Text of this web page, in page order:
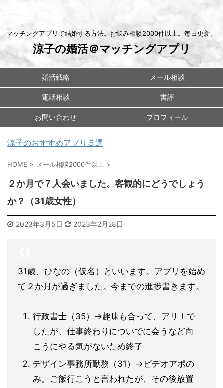
マッチングアプリで結婚する方法。お悩み相談2000件以上。毎日更新。
涼子の婚活＠マッチングアプリ
婚活戦略 メール相談
電話相談 書評
お問い合わせ プロフィール
涼子のおすすめアプリ５選
HOME > メール相談2000件以上 >
２か月で７人会いました。客観的にどうでしょう
か？（31歳女性）
2023年3月5日 2023年2月28日
31歳、ひなの（仮名）といいます。アプリを始め
て２か月が過ぎました。今までの進捗書きます。
行政書士（35）→趣味も合って、アリ！で
したが、仕事終わりについでに会うなど向
こうにやる気がないため終了
デザイン事務所勤務（31）→ビデオアポの
み。ご飯行こうと言われたが、その後放置